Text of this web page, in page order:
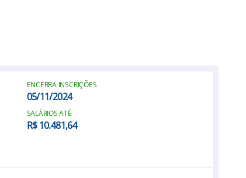
ENCERRA INSCRIÇÕES
05/11/2024
SALÁRIOS ATÉ
R$ 10.481,64